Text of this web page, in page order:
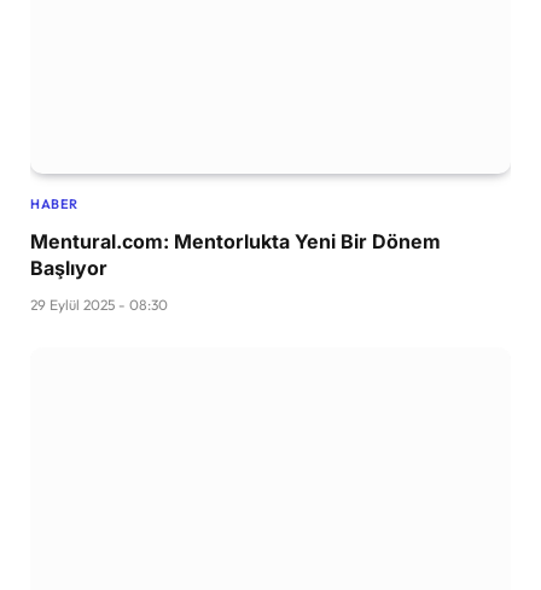
HABER
Mentural.com: Mentorlukta Yeni Bir Dönem
Başlıyor
29 Eylül 2025 - 08:30